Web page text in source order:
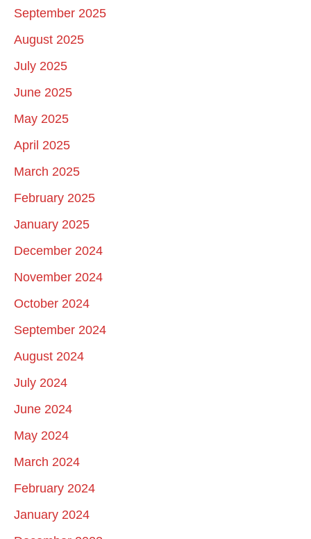
September 2025
August 2025
July 2025
June 2025
May 2025
April 2025
March 2025
February 2025
January 2025
December 2024
November 2024
October 2024
September 2024
August 2024
July 2024
June 2024
May 2024
March 2024
February 2024
January 2024